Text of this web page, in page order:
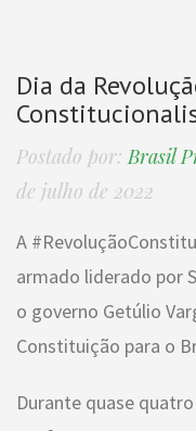
Dia da
Postado por: Brasil
de julho de 2022
A
armado liderado por
o governo Getúlio
Constituição para o
Durante quase